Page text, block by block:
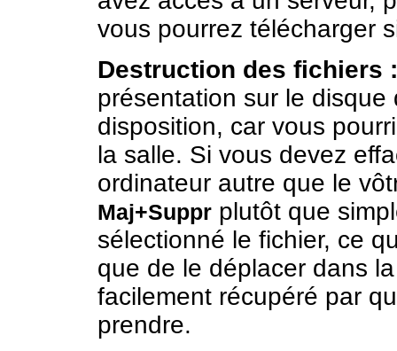
vous pourrez télécharger
Destruction des fichiers :
présentation sur le
disposition, car vous
la salle. Si vous devez
ordinateur autre que le
Maj+Suppr plutôt que
sélectionné le fichier, ce
que de le déplacer dans
facilement récupéré par
prendre.